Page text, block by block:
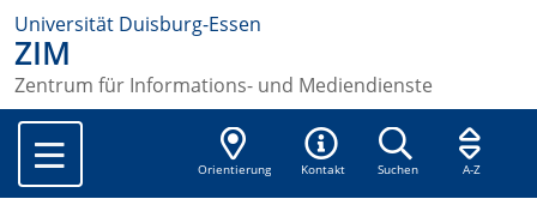
Universität Duisburg-Essen
ZIM
Zentrum für Informations- und Mediendienste
Orientierung Kontakt Suchen A-Z